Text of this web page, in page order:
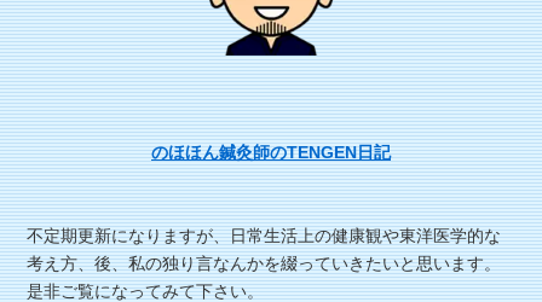
のほほん鍼灸師のTENGEN日記
不定期更新になりますが、日常生活上の健康観や東洋医学的な
考え方、後、私の独り言なんかを綴っていきたいと思います。
是非ご覧になってみて下さい。